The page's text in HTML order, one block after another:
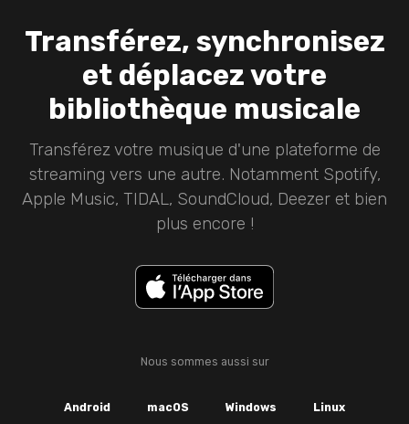
Transférez, synchronisez
et déplacez votre
bibliothèque musicale
Transférez votre musique d'une plateforme de
streaming vers une autre. Notamment Spotify,
Apple Music, TIDAL, SoundCloud, Deezer et bien
plus encore !
Nous sommes aussi sur
Android macOS Windows Linux